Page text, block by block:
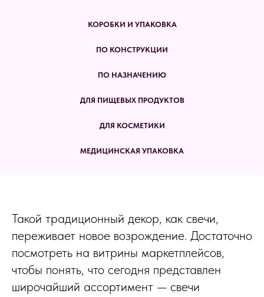
КОРОБКИ И УПАКОВКА
ПО КОНСТРУКЦИИ
ПО НАЗНАЧЕНИЮ
ДЛЯ ПИЩЕВЫХ ПРОДУКТОВ
ДЛЯ КОСМЕТИКИ
МЕДИЦИНСКАЯ УПАКОВКА
Такой традиционный декор, как свечи,
переживает новое возрождение. Достаточно
посмотреть на витрины маркетплейсов,
чтобы понять, что сегодня представлен
широчайший ассортимент — свечи